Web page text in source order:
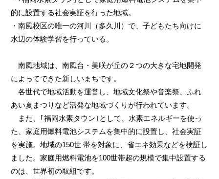
的に設置する社会実証を行った地域。
・南風校区の唯一の河川（多久川）で、子どもたち向けに
水辺の体験学習を行っている。
南風地域は、南風台・美咲が丘の２つの大きな宅地開発
によってできた新しいまちです。
各世代で地域活動を運営し、地域文化祭や音楽祭、ふれ
あい夏まつりなど活発な地域づくりが行われています。
また、｢福岡水素タウン｣として、水素エネルギーを使っ
た、家庭用燃料電池システムを集中的に設置し、社会実証
を実施。地域の150世 帯を対象に、省エネ効果などを検証し
ました。家庭用燃料電池を100世帯超の規模で集中設置する
のは、世界初の取組です。